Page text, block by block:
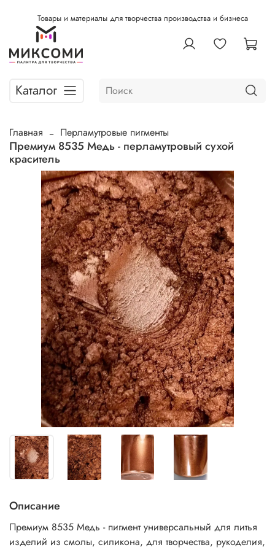
Товары и материалы для творчества производства и бизнеса
Каталог
Главная Перламутровые пигменты
Премиум 8535 Медь - перламутровый сухой
краситель
Описание
Премиум 8535 Медь - пигмент универсальный для литья
изделий из смолы, силикона, для творчества, рукоделия,